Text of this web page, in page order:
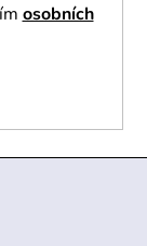
osobních